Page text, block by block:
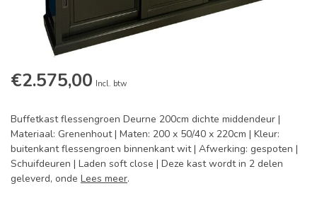
€2.575,00 Incl. btw
Buffetkast flessengroen Deurne 200cm dichte middendeur |
Materiaal: Grenenhout | Maten: 200 x 50/40 x 220cm | Kleur:
buitenkant flessengroen binnenkant wit | Afwerking: gespoten |
Schuifdeuren | Laden soft close | Deze kast wordt in 2 delen
geleverd, onde Lees meer.